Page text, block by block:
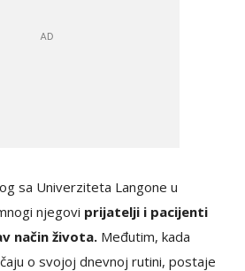
sa Univerziteta Langone u
njegovi prijatelji i pacijenti
način života. Međutim, kada
o svojoj dnevnoj rutini, postaje